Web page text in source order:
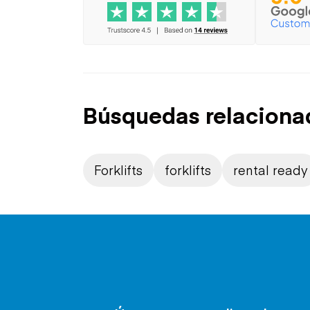
Búsquedas
Forklifts forklifts rental ready